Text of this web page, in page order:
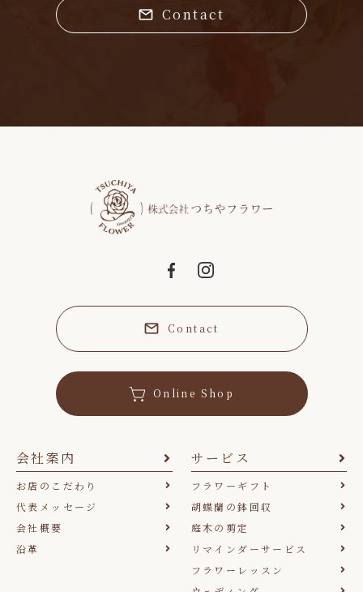
Contact
Contact
Online Shop
会社案内
お店のこだわり
代表メッセージ
会社概要
沿革
サービス
フラワーギフト
胡蝶蘭の鉢回収
庭木の剪定
リマインダーサービス
フラワーレッスン